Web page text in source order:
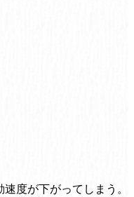
度が下がってしまう。